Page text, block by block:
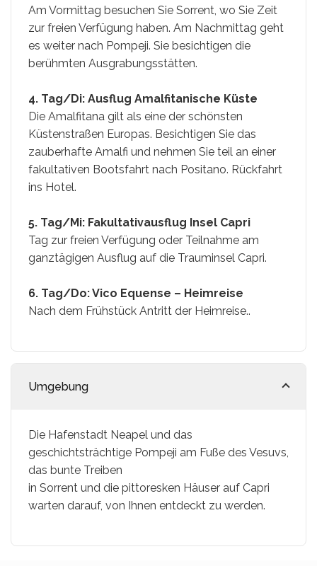
Am Vormittag besuchen Sie Sorrent, wo Sie Zeit
zur freien Verfügung haben. Am Nachmittag geht
es weiter nach Pompeji. Sie besichtigen die
berühmten Ausgrabungsstätten.
4. Tag/Di: Ausflug Amalfitanische Küste
Die Amalfitana gilt als eine der schönsten
Küstenstraßen Europas. Besichtigen Sie das
zauberhafte Amalfi und nehmen Sie teil an einer
fakultativen Bootsfahrt nach Positano. Rückfahrt
ins Hotel.
5. Tag/Mi: Fakultativausflug Insel Capri
Tag zur freien Verfügung oder Teilnahme am
ganztägigen Ausflug auf die Trauminsel Capri.
6. Tag/Do: Vico Equense – Heimreise
Nach dem Frühstück Antritt der Heimreise..
Umgebung
Die Hafenstadt Neapel und das
geschichtsträchtige Pompeji am Fuße des Vesuvs,
das bunte Treiben
in Sorrent und die pittoresken Häuser auf Capri
warten darauf, von Ihnen entdeckt zu werden.